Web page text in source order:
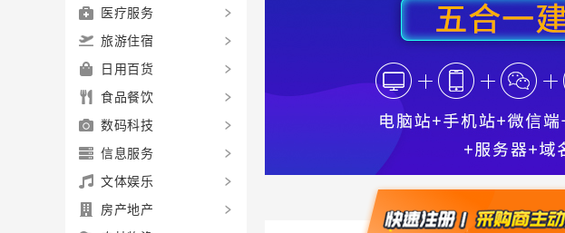
医疗服务
旅游住宿
日用百货
食品餐饮
数码科技
信息服务
文体娱乐
房产地产